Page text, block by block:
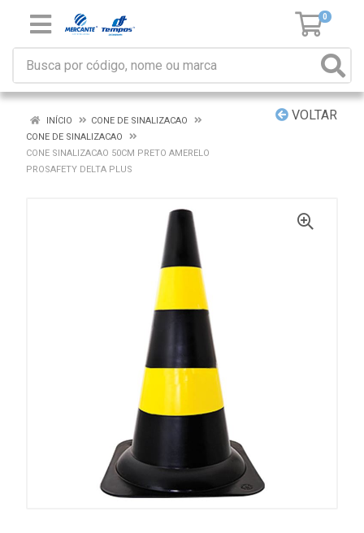
0
VOLTAR
INÍCIO
CONE DE SINALIZACAO
CONE DE SINALIZACAO
CONE SINALIZACAO 50CM PRETO AMERELO
PROSAFETY DELTA PLUS